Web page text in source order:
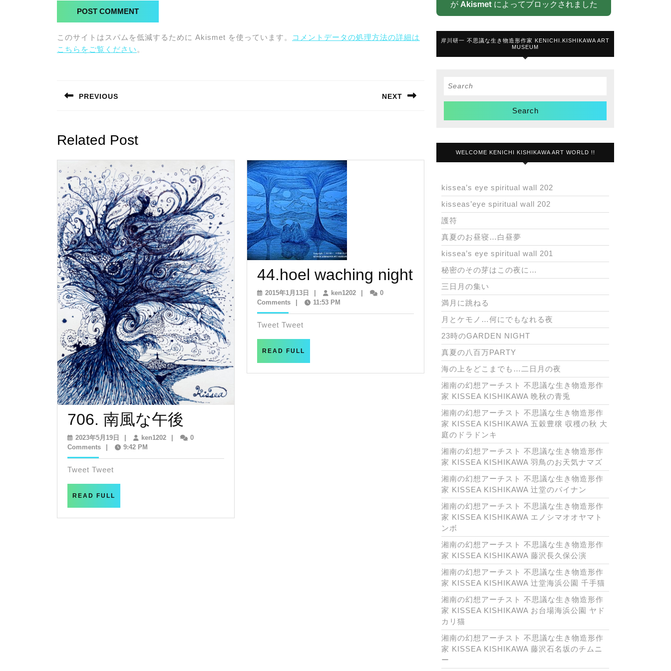
このサイトはスパムを低減するために Akismet を使っています。
コメントデータの処理方法の詳細は
こちらをご覧ください 。
稿
ゲ
ー
シ
ョ
ン
PREVIOUS NEXT
Related Post
706. 南風な午後
南
風
後
2023年5月19日
2023
年
日
ken1202ken12020
Comments
9:42 PM
Tweet Tweet
READ FULL
44.hoel waching night44.hoel
waching
night
2015年1月13日
2015
年
日
ken1202ken12020
Comments
11:53 PM
Tweet Tweet
READ FULL
が Akismetによってブロックされました
岸川研一 不思議な生き物造形作家 KENICHI.KISHIKAWA ART
MUSEUM
Search
WELCOME KENICHI KISHIKAWA ART WORLD !!
kissea’s eye spiritual wall 202
kisseas’eye spiritual wall 202
護符
真夏のお昼寝…白昼夢
kissea’s eye spiritual wall 201
秘密のその芽はこの夜に…
三日月の集い
満月に跳ねる
月とケモノ…何にでもなれる夜
23時のGARDEN NIGHT
真夏の八百万PARTY
海の上をどこまでも…二日月の夜
湘南の幻想アーチスト 不思議な生き物造形作
家 KISSEA KISHIKAWA 晩秋の青兎
湘南の幻想アーチスト 不思議な生き物造形作
家 KISSEA KISHIKAWA 五穀豊穣 収穫の秋 大
庭のドラドンキ
湘南の幻想アーチスト 不思議な生き物造形作
家 KISSEA KISHIKAWA 羽鳥のお天気ナマズ
湘南の幻想アーチスト 不思議な生き物造形作
家 KISSEA KISHIKAWA 辻堂のパイナン
湘南の幻想アーチスト 不思議な生き物造形作
家 KISSEA KISHIKAWA エノシマオオヤマト
ンボ
湘南の幻想アーチスト 不思議な生き物造形作
家 KISSEA KISHIKAWA 藤沢長久保公演
湘南の幻想アーチスト 不思議な生き物造形作
家 KISSEA KISHIKAWA 辻堂海浜公園 千手猫
湘南の幻想アーチスト 不思議な生き物造形作
家 KISSEA KISHIKAWA お台場海浜公園 ヤド
カリ猫
湘南の幻想アーチスト 不思議な生き物造形作
家 KISSEA KISHIKAWA 藤沢石名坂のチムニ
ー